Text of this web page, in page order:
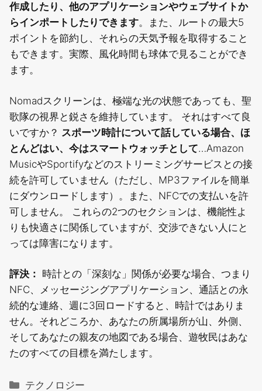
作成したり、他のアプリケーションやウェブサイトか
らインポートしたりできます。また、ルートの最大5
ポイントを節約し、それらの天気予報を取得すること
もできます。実際、風化時間も球体で見ることができ
ます。
Nomadスクリーンは、極端な光の状態であっても、聖
歌隊の視界と鋭さを維持しています。 それはすべて良
いですか？ スポーツ時計について話している場合、ほ
とんどはい、今はスマートウォッチとして…Amazon
MusicやSportifyなどのストリーミングサービスとの接
続を許可していません（ただし、MP3ファイルを簡単
にダウンロードします）。また、NFCでの支払いを許
可しません。 これらの2つのセクションは、機能性よ
りも快適さに関係していますが、交渉できない人にと
っては障害になります。
評決： 時計との「深刻な」関係が必要な場合、つまり
NFC、メッセージングアプリケーション、通話との永
続的な連絡、週に3回ロードすると、時計ではありま
せん。それどころか、あなたの所属場所が山、外側、
そしてあなたの親友の地図である場合、遊牧民はあな
たのすべての目標を満たします。
カ
テクノロジー